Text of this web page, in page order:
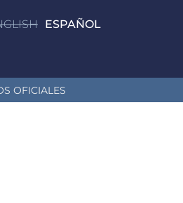
ESPAÑOL
OFICIALES